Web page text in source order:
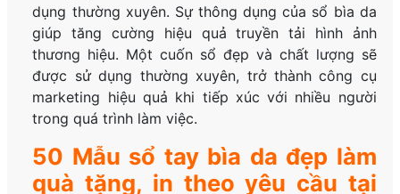
dụng thường xuyên. Sự thông dụng của sổ bìa da
giúp tăng cường hiệu quả truyền tải hình ảnh
thương hiệu. Một cuốn sổ đẹp và chất lượng sẽ
được sử dụng thường xuyên, trở thành công cụ
marketing hiệu quả khi tiếp xúc với nhiều người
trong quá trình làm việc.
50 Mẫu sổ tay bìa da đẹp làm
quà tặng, in theo yêu cầu tại